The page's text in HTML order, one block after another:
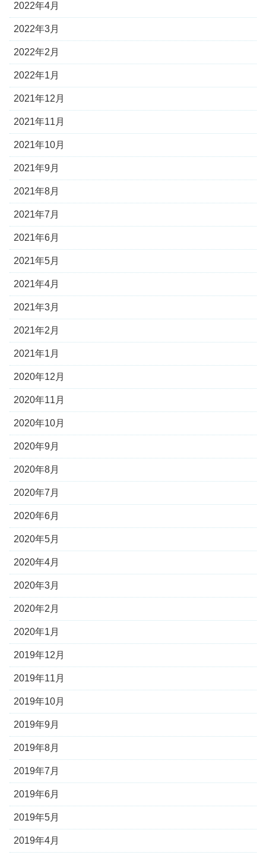
2022年4月
2022年3月
2022年2月
2022年1月
2021年12月
2021年11月
2021年10月
2021年9月
2021年8月
2021年7月
2021年6月
2021年5月
2021年4月
2021年3月
2021年2月
2021年1月
2020年12月
2020年11月
2020年10月
2020年9月
2020年8月
2020年7月
2020年6月
2020年5月
2020年4月
2020年3月
2020年2月
2020年1月
2019年12月
2019年11月
2019年10月
2019年9月
2019年8月
2019年7月
2019年6月
2019年5月
2019年4月